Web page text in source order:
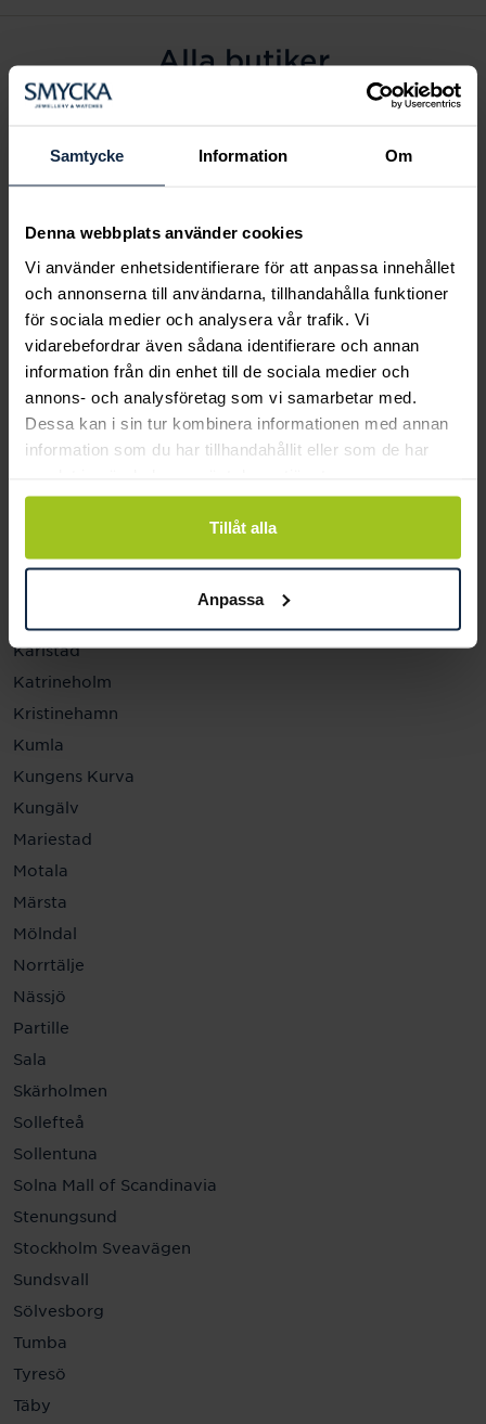
Samtycke Information Om
Denna webbplats använder cookies
Vi använder enhetsidentifierare för att anpassa innehållet
och annonserna till användarna, tillhandahålla funktioner
för sociala medier och analysera vår trafik. Vi
vidarebefordrar även sådana identifierare och annan
information från din enhet till de sociala medier och
annons- och analysföretag som vi samarbetar med.
Dessa kan i sin tur kombinera informationen med annan
information som du har tillhandahållit eller som de har
Tillåt alla
Anpassa
Alla butiker
Alingsås
Arvidsjaur
Eksjö
Fagersta
Farsta
Gävle
Halmstad
Halmstad Hallarna
Haninge
Helsingborg
Jönköping
Karlstad
Katrineholm
Kristinehamn
Kumla
Kungens Kurva
Kungälv
Mariestad
Motala
Märsta
Mölndal
Norrtälje
Nässjö
Partille
Sala
Skärholmen
Sollefteå
Sollentuna
Solna Mall of Scandinavia
Stenungsund
Stockholm Sveavägen
Sundsvall
Sölvesborg
Tumba
Tyresö
Täby